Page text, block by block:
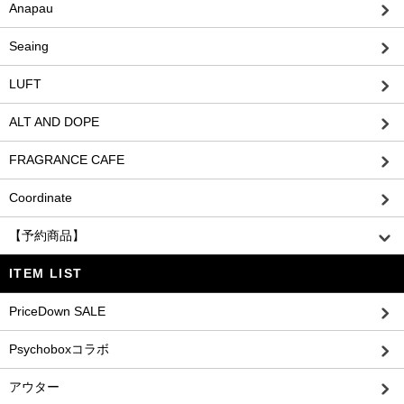
Anapau
Seaing
LUFT
ALT AND DOPE
FRAGRANCE CAFE
Coordinate
【予約商品】
ITEM LIST
PriceDown SALE
Psychoboxコラボ
アウター